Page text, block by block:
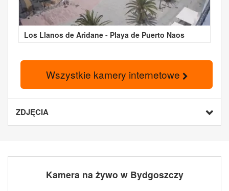
Los Llanos de Aridane - Playa de Puerto Naos
Wszystkie kamery internetowe
ZDJĘCIA
Kamera na żywo w Bydgoszczy